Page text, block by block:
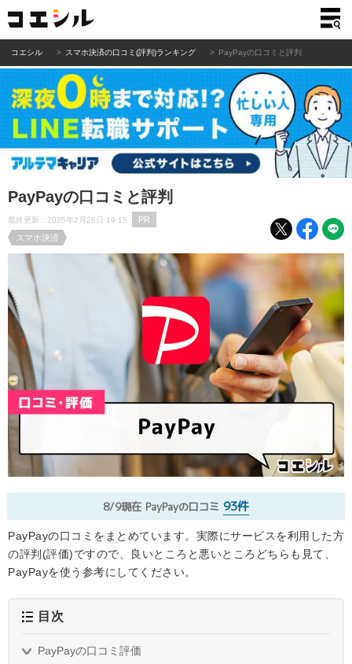
コエシル スマホ決済の口コミ(評判)ランキング PayPayの口コミと評判
PayPayの口コミと評判
最終更新：2025年2月26日 19:15
PR
スマホ決済
8/9現在 PayPayの口コミ 93件
PayPayの口コミをまとめています。実際にサービスを利用した方
の評判(評価)ですので、良いところと悪いところどちらも見て、
PayPayを使う参考にしてください。
目次
PayPayの口コミ評価